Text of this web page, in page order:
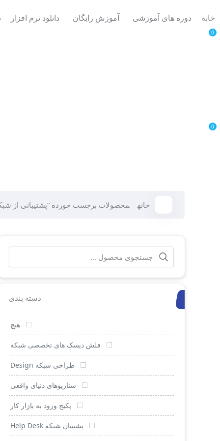
خانه دوره های آموزشی آموزش رایگان دانلود نرم افزار
0
0
خانه محصولات برچسب خورده “پشتیبانی از
جستجو
برای:
دسته بندی
هیچ
فلش دیسک های تخصصی شبکه
طراحی شبکه Design
سناریوهای دنیای واقعی
پکیج ورود به بازار کار
پشتیبان شبکه Help Desk